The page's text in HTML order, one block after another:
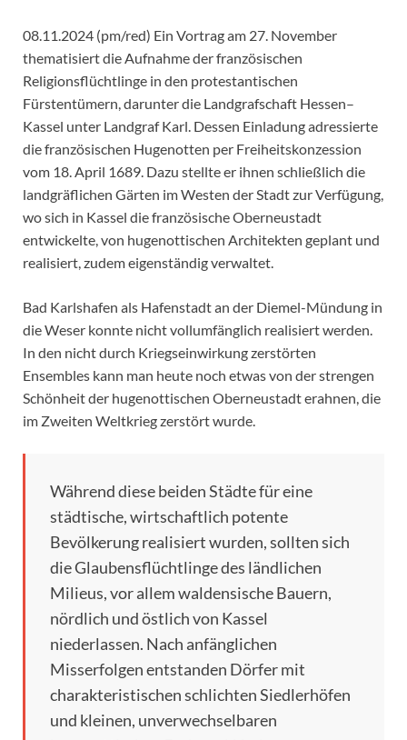
08.11.2024 (pm/red) Ein Vortrag am 27. November
thematisiert die Aufnahme der französischen
Religionsflüchtlinge in den protestantischen
Fürstentümern, darunter die Landgrafschaft Hessen–
Kassel unter Landgraf Karl. Dessen Einladung adressierte
die französischen Hugenotten per Freiheitskonzession
vom 18. April 1689. Dazu stellte er ihnen schließlich die
landgräflichen Gärten im Westen der Stadt zur Verfügung,
wo sich in Kassel die französische Oberneustadt
entwickelte, von hugenottischen Architekten geplant und
realisiert, zudem eigenständig verwaltet.
Bad Karlshafen als Hafenstadt an der Diemel-Mündung in
die Weser konnte nicht vollumfänglich realisiert werden.
In den nicht durch Kriegseinwirkung zerstörten
Ensembles kann man heute noch etwas von der strengen
Schönheit der hugenottischen Oberneustadt erahnen, die
im Zweiten Weltkrieg zerstört wurde.
Während diese beiden Städte für eine
städtische, wirtschaftlich potente
Bevölkerung realisiert wurden, sollten sich
die Glaubensflüchtlinge des ländlichen
Milieus, vor allem waldensische Bauern,
nördlich und östlich von Kassel
niederlassen. Nach anfänglichen
Misserfolgen entstanden Dörfer mit
charakteristischen schlichten Siedlerhöfen
und kleinen, unverwechselbaren